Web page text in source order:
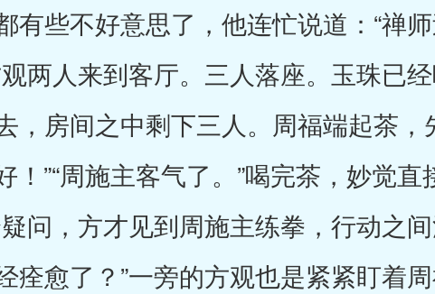
有些不好意思了，他连忙说道：“禅
两人来到客厅。三人落座。玉珠已
，房间之中剩下三人。周福端起茶，
！”“周施主客气了。”喝完茶，妙觉
问，方才见到周施主练拳，行动之
痊愈了？”一旁的方观也是紧紧盯着